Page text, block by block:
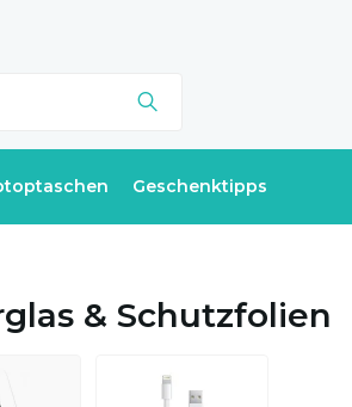
Geschenktipps
& Schutzfolien